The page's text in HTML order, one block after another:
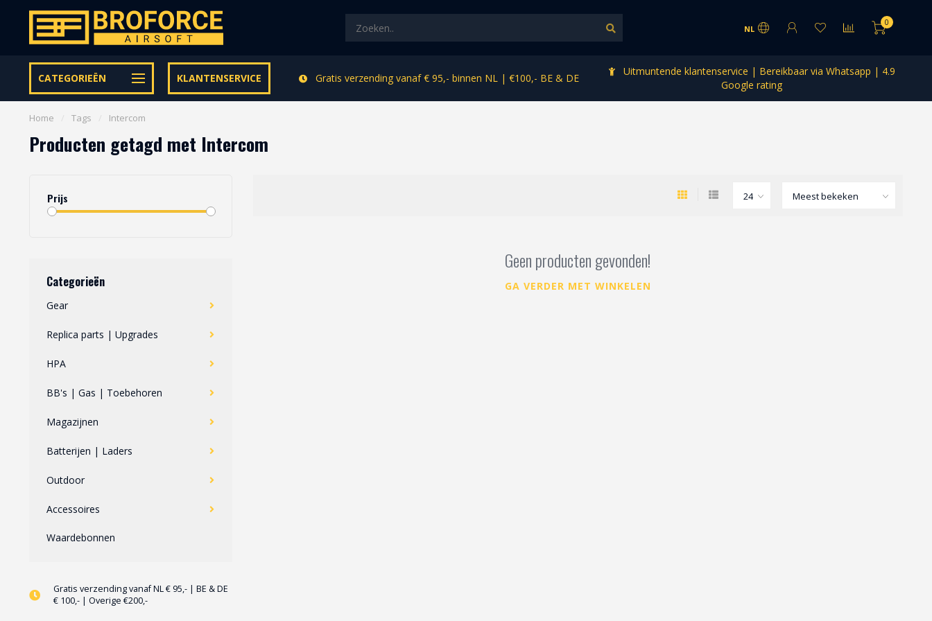
NL
0
CATEGORIEËN KLANTENSERVICE
Let op onze speciale Facebook/Instagram aanbiedingen Gratis verzending vanaf € 95,- binnen NL | €100,- BE & DE
Uitmuntende klantenservice | Bereikbaar via Whatsapp | 4.9
Google rating
Home Tags Intercom
Producten getagd met Intercom
Prijs
Categorieën
Gear
Replica parts | Upgrades
HPA
BB's | Gas | Toebehoren
Magazijnen
Batterijen | Laders
Outdoor
Accessoires
Waardebonnen
Gratis verzending vanaf NL € 95,- | BE & DE
€ 100,- | Overige €200,-
Geen producten gevonden!
GA VERDER MET WINKELEN